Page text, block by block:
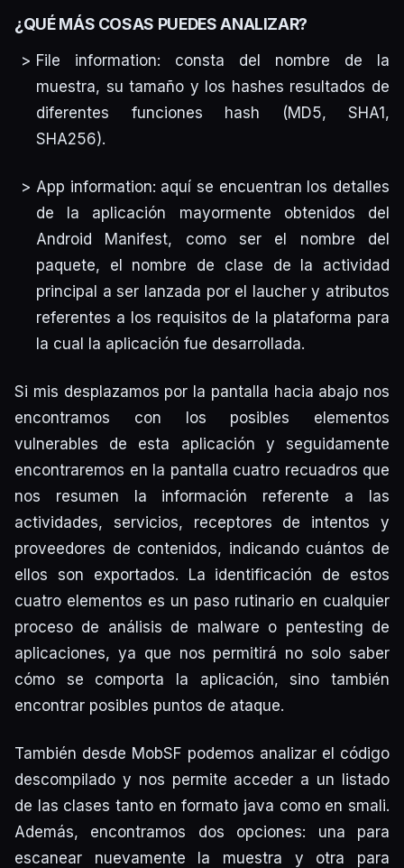
¿QUÉ MÁS COSAS PUEDES ANALIZAR?
File information: consta del nombre de la
muestra, su tamaño y los hashes resultados de
diferentes funciones hash (MD5, SHA1,
SHA256).
App information: aquí se encuentran los detalles
de la aplicación mayormente obtenidos del
Android Manifest, como ser el nombre del
paquete, el nombre de clase de la actividad
principal a ser lanzada por el laucher y atributos
referentes a los requisitos de la plataforma para
la cual la aplicación fue desarrollada.
Si mis desplazamos por la pantalla hacia abajo nos
encontramos con los posibles elementos
vulnerables de esta aplicación y seguidamente
encontraremos en la pantalla cuatro recuadros que
nos resumen la información referente a las
actividades, servicios, receptores de intentos y
proveedores de contenidos, indicando cuántos de
ellos son exportados. La identificación de estos
cuatro elementos es un paso rutinario en cualquier
proceso de análisis de malware o pentesting de
aplicaciones, ya que nos permitirá no solo saber
cómo se comporta la aplicación, sino también
encontrar posibles puntos de ataque.
También desde MobSF podemos analizar el código
descompilado y nos permite acceder a un listado
de las clases tanto en formato java como en smali.
Además, encontramos dos opciones: una para
escanear nuevamente la muestra y otra para